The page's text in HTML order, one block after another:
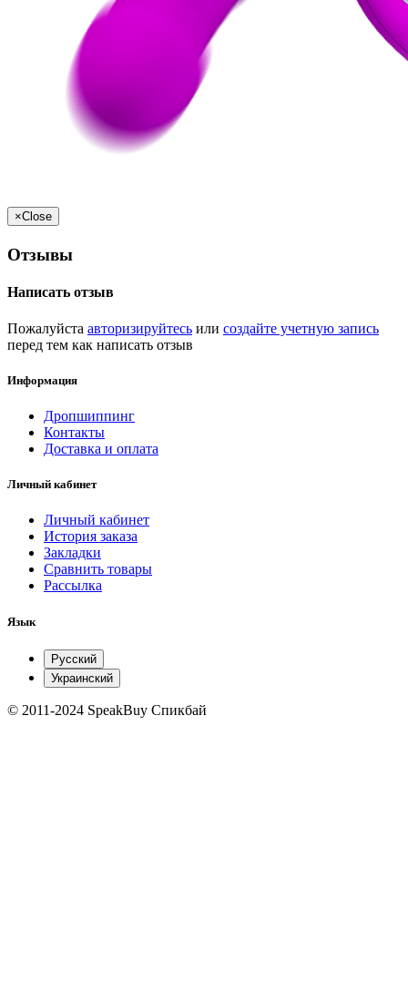
×Close
Отзывы
Написать отзыв
Пожалуйста авторизируйтесь или создайте учетную запись
перед тем как написать отзыв
Информация
Дропшиппинг
Контакты
Доставка и оплата
Личный кабинет
Личный кабинет
История заказа
Закладки
Сравнить товары
Рассылка
Язык
Русский
Украинский
© 2011-2024 SpeakBuy Спикбай